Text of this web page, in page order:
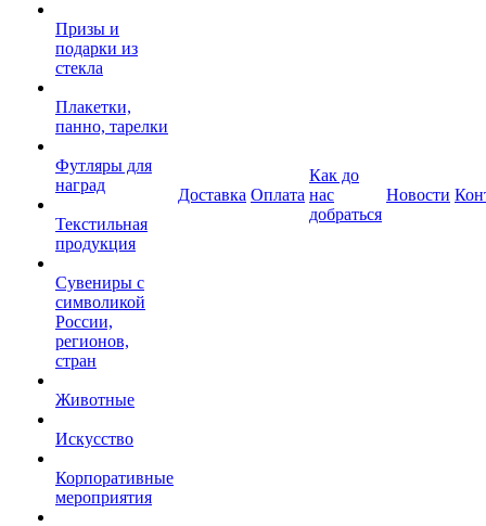
Призы и
подарки из
стекла
Плакетки,
панно, тарелки
Футляры для
наград
Текстильная
продукция
Сувениры с
символикой
России,
регионов,
стран
Животные
Искусство
Корпоративные
мероприятия
Доставка Оплата
Как до
нас
добраться
Новости